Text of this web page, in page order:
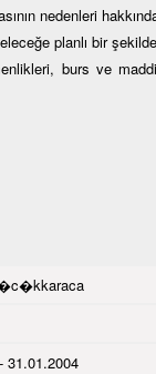
nedenleri
planlı bir
burs ve
31.01.2004